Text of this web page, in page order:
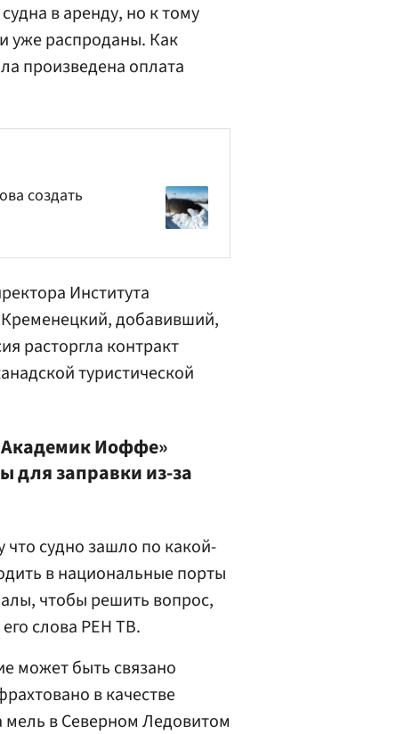
в аренду, но к тому
уже распроданы. Как
произведена оплата
создать
Института
добавивший,
расторгла контракт
туристической
Иоффе»
для заправки из-за
что судно зашло по какой-
в национальные порты
чтобы решить вопрос,
слова РЕН ТВ.
может быть связано
в качестве
мель в Северном Ледовитом